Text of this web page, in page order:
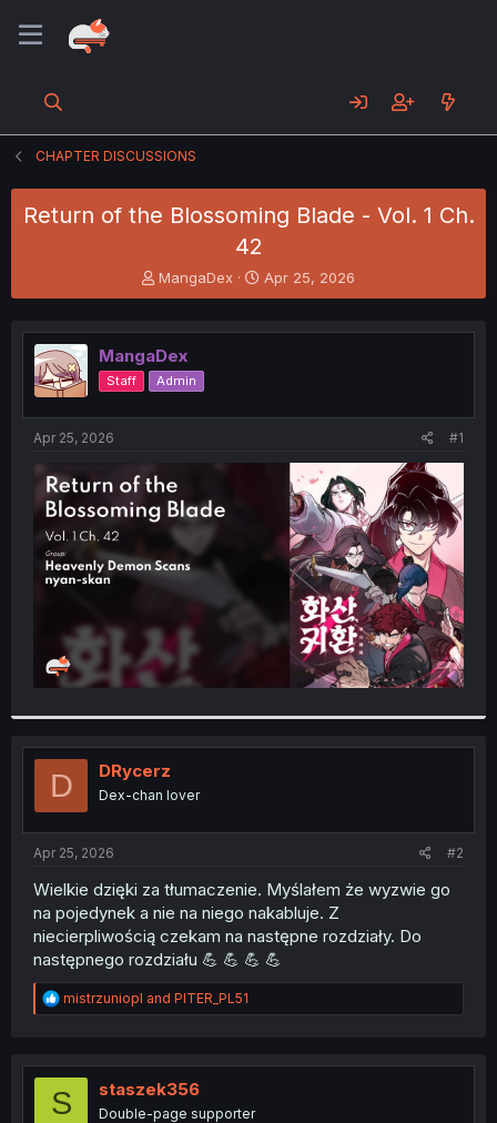
CHAPTER DISCUSSIONS
Return of the Blossoming Blade - Vol. 1 Ch.
42
T
h
e
a
d
s
t
e
r
MangaDex
S
t
r
t
Apr 25, 2026
MangaDex
Staff Admin
Apr 25, 2026 #1
D DRycerz
Dex-chan lover
Apr 25, 2026 #2
Wielkie dzięki za tłumaczenie. Myślałem że wyzwie go
na pojedynek a nie na niego nakabluje. Z
niecierpliwością czekam na następne rozdziały. Do
następnego rozdziału 💪 💪 💪 💪
R
e
t
o
mistrzuniopl and PITER_PL51
S staszek356
Double-page supporter